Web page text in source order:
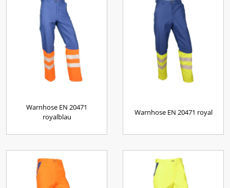
Warnhose EN 20471
royalblau
Warnhose EN 20471 royal